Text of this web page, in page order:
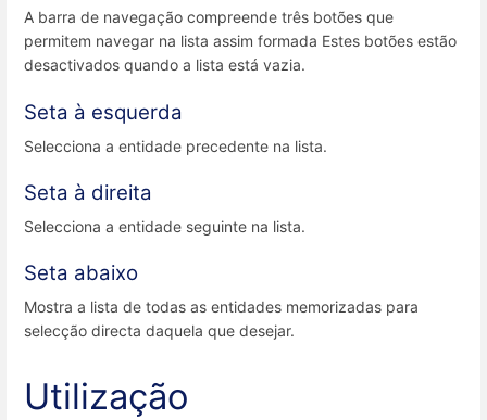
A barra de navegação compreende três botões que
permitem navegar na lista assim formada Estes botões estão
desactivados quando a lista está vazia.
Seta à esquerda
Selecciona a entidade precedente na lista.
Seta à direita
Selecciona a entidade seguinte na lista.
Seta abaixo
Mostra a lista de todas as entidades memorizadas para
selecção directa daquela que desejar.
Utilização